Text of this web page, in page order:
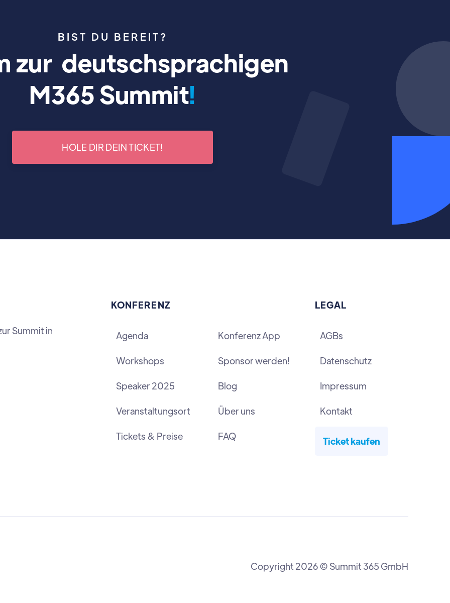
BIST DU BEREIT?
zur deutschsprachigen
M365 Summit!
HOLE DIR DEIN TICKET!
Summit in
KONFERENZ
Agenda
Workshops
Speaker 2025
Veranstaltungsort
Tickets & Preise
Konferenz App
Sponsor werden!
Blog
Über uns
FAQ
LEGAL
AGBs
Datenschutz
Impressum
Kontakt
Ticket kaufen
Copyright 2026 © Summit 365 GmbH